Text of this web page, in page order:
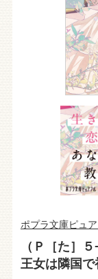
ポプラ文庫ピュ
（Ｐ［た］
王女は隣国